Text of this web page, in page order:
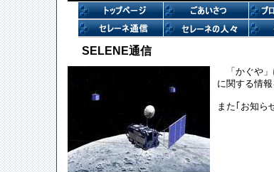
SELENE通信
「かぐや
に関する情報
また｢お知ら